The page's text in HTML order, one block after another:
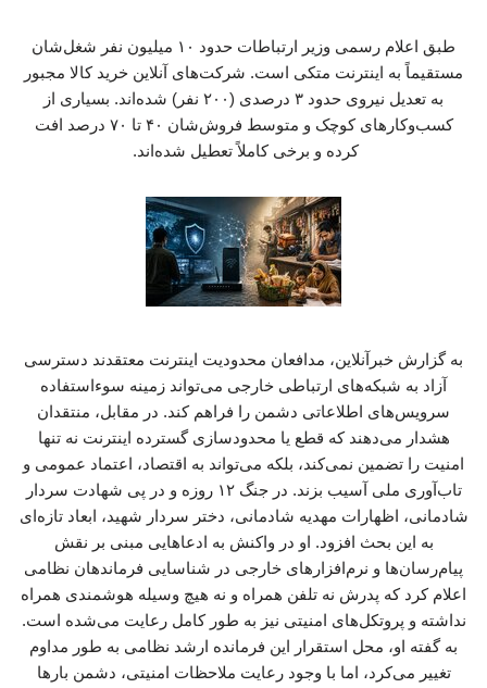
طبق اعلام رسمی وزیر ارتباطات حدود ۱۰ میلیون نفر شغل‌شان
مستقیماً به اینترنت متکی است. شرکت‌های آنلاین خرید کالا مجبور
به تعدیل نیروی حدود ۳ درصدی (۲۰۰ نفر) شده‌اند. بسیاری از
کسب‌وکارهای کوچک و متوسط فروش‌شان ۴۰ تا ۷۰ درصد افت
کرده و برخی کاملاً تعطیل شده‌اند.
به گزارش خبرآنلاین، مدافعان محدودیت اینترنت معتقدند دسترسی
آزاد به شبکه‌های ارتباطی خارجی می‌تواند زمینه سوءاستفاده
سرویس‌های اطلاعاتی دشمن را فراهم کند. در مقابل، منتقدان
هشدار می‌دهند که قطع یا محدودسازی گسترده اینترنت نه تنها
امنیت را تضمین نمی‌کند، بلکه می‌تواند به اقتصاد، اعتماد عمومی و
تاب‌آوری ملی آسیب بزند. در جنگ ۱۲ روزه و در پی شهادت سردار
شادمانی، اظهارات مهدیه شادمانی، دختر سردار شهید، ابعاد تازه‌ای
به این بحث افزود. او در واکنش به ادعاهایی مبنی بر نقش
پیام‌رسان‌ها و نرم‌افزارهای خارجی در شناسایی فرماندهان نظامی
اعلام کرد که پدرش نه تلفن همراه و نه هیچ وسیله هوشمندی همراه
نداشته و پروتکل‌های امنیتی نیز به طور کامل رعایت می‌شده است.
به گفته او، محل استقرار این فرمانده ارشد نظامی به طور مداوم
تغییر می‌کرد، اما با وجود رعایت ملاحظات امنیتی، دشمن بارها